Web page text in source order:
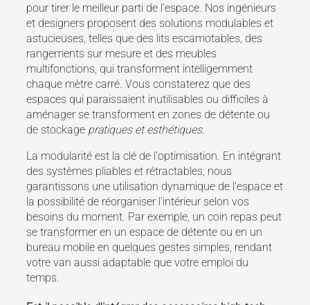
pour tirer le meilleur parti de l'espace. Nos ingénieurs
et designers proposent des solutions modulables et
astucieuses, telles que des lits escamotables, des
rangements sur mesure et des meubles
multifonctions, qui transforment intelligemment
chaque mètre carré. Vous constaterez que des
espaces qui paraissaient inutilisables ou difficiles à
aménager se transforment en zones de détente ou
de stockage pratiques et esthétiques.
La modularité est la clé de l'optimisation. En intégrant
des systèmes pliables et rétractables, nous
garantissons une utilisation dynamique de l'espace et
la possibilité de réorganiser l'intérieur selon vos
besoins du moment. Par exemple, un coin repas peut
se transformer en un espace de détente ou en un
bureau mobile en quelques gestes simples, rendant
votre van aussi adaptable que votre emploi du
temps.